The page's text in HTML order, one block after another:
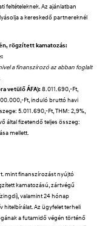
feltételeknek. Az ajánlatban
a kereskedő partnereknél
rögzített kamatozás:
a finanszírozó az abban foglalt
vetülő ÁFA):8.011.690,-Ft,
Ft, induló bruttó havi
5.011.690,-Ft, THM: 2,9%,
által fizetendő teljes összeg:
mellett.
mint finanszírozást nyújtó
kamatozású, zártvégű
valamint 24 hónap
hitelbírálat. Az ügyfelet terheli
a futamidő végén történő